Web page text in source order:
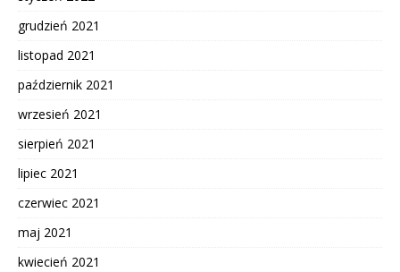
grudzień 2021
listopad 2021
październik 2021
wrzesień 2021
sierpień 2021
lipiec 2021
czerwiec 2021
maj 2021
kwiecień 2021